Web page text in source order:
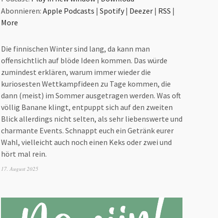
um
regeln.
Abonnieren: Apple Podcasts | Spotify| Deezer| RSS |
More
Die finnischen Winter sind lang, da kann man
offensichtlich auf blöde Ideen kommen. Das würde
zumindest erklären, warum immer wieder die
kuriosesten Wettkampfideen zu Tage kommen, die
dann (meist) im Sommer ausgetragen werden. Was oft
völlig Banane klingt, entpuppt sich auf den zweiten
Blick allerdings nicht selten, als sehr liebenswerte und
charmante Events. Schnappt euch ein Getränk eurer
Wahl, vielleicht auch noch einen Keks oder zwei und
hört mal rein.
17. August 2025